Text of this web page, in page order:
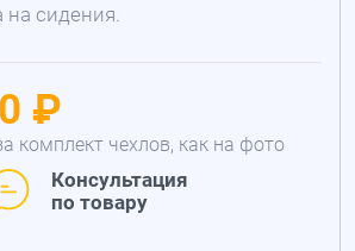
на сидения.
₽
комплект чехлов, как на фото
Консультация
по товару